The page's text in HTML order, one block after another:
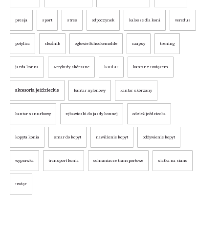
presja sport stres odpoczynek kalosze dla koni veredus
potylica skośnik ogłowie Schockemohle czapsy trening
jazda konna Artykuły skórzane kantar kantar z uwiązem
akcesoria jeździeckie kantar nylonowy kantar skórzany
kantar sznurkowy rękawiczki do jazdy konnej odzież jeździecka
kopyta konia smar do kopyt nawilżenie kopyt odżywienie kopyt
wyprawka transport konia ochraniacze transportowe siatka na siano
uwiąz